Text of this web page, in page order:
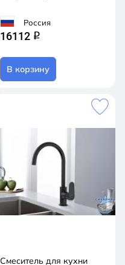
Россия
16112 q
В корзину
Смеситель для кухни